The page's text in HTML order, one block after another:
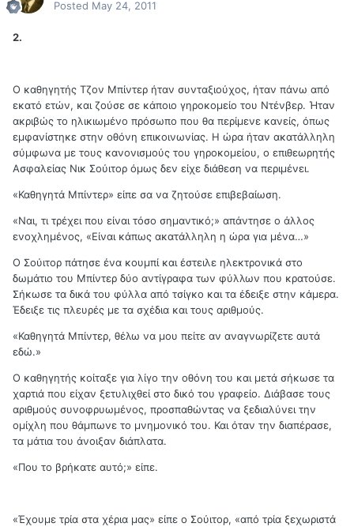
Posted May 24, 2011
2.
Ο καθηγητής Τζον Μπίντερ ήταν συνταξιούχος, ήταν πάνω από
εκατό ετών, και ζούσε σε κάποιο γηροκομείο του Ντένβερ. Ήταν
ακριβώς το ηλικιωμένο πρόσωπο που θα περίμενε κανείς, όπως
εμφανίστηκε στην οθόνη επικοινωνίας. Η ώρα ήταν ακατάλληλη
σύμφωνα με τους κανονισμούς του γηροκομείου, ο επιθεωρητής
Ασφαλείας Νικ Σούιτορ όμως δεν είχε διάθεση να περιμένει.
«Καθηγητά Μπίντερ» είπε σα να ζητούσε επιβεβαίωση.
«Ναι, τι τρέχει που είναι τόσο σημαντικό;» απάντησε ο άλλος
ενοχλημένος, «Είναι κάπως ακατάλληλη η ώρα για μένα…»
Ο Σούιτορ πάτησε ένα κουμπί και έστειλε ηλεκτρονικά στο
δωμάτιο του Μπίντερ δύο αντίγραφα των φύλλων που κρατούσε.
Σήκωσε τα δικά του φύλλα από τσίγκο και τα έδειξε στην κάμερα.
Έδειξε τις πλευρές με τα σχέδια και τους αριθμούς.
«Καθηγητά Μπίντερ, θέλω να μου πείτε αν αναγνωρίζετε αυτά
εδώ.»
Ο καθηγητής κοίταξε για λίγο την οθόνη του και μετά σήκωσε τα
χαρτιά που είχαν ξετυλιχθεί στο δικό του γραφείο. Διάβασε τους
αριθμούς συνοφρυωμένος, προσπαθώντας να ξεδιαλύνει την
ομίχλη που θάμπωνε το μνημονικό του. Και όταν την διαπέρασε,
τα μάτια του άνοιξαν διάπλατα.
«Που το βρήκατε αυτό;» είπε.
«Έχουμε τρία στα χέρια μας» είπε ο Σούιτορ, «από τρία ξεχωριστά